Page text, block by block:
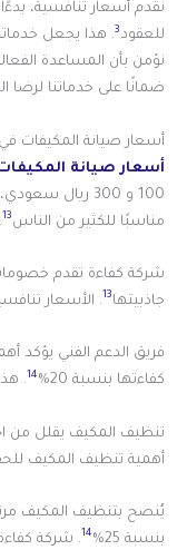
للعقود3. هذا يجعل
نؤمن بأن المساعدة
ضمانًا على خدماتنا لرضا
أسعار صيانة المكيفات في
أسعار صيانة
100 و 300
مناسبًا للكثير من الناس13
.
جاذبيتها13 . الأسعار تنافسية، من 135 ريالًا إلى
فريق الدعم الفني يؤكد
كفاءتها بنسبة 20%
14
.
تنظيف المكيف يقلل من
أهمية تنظيف المكيف
يُنصح بتنظيف المكيف
بنسبة 25%
14 . شركة